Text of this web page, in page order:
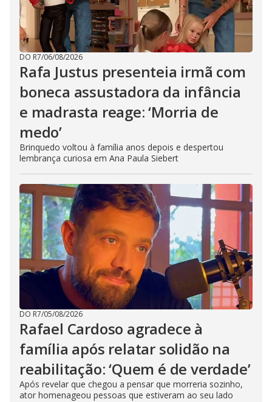
DO R7/06/08/2026
Rafa Justus presenteia irmã com
boneca assustadora da infância
e madrasta reage: ‘Morria de
medo’
Brinquedo voltou à família anos depois e despertou
lembrança curiosa em Ana Paula Siebert
DO R7/05/08/2026
Rafael Cardoso agradece à
família após relatar solidão na
reabilitação: ‘Quem é de verdade’
Após revelar que chegou a pensar que morreria sozinho,
ator homenageou pessoas que estiveram ao seu lado